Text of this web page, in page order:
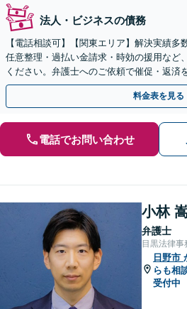
法人・ビジネスの債務
【電話相談可】【関東エリア】解決実績多
任意整理・過払い金請求・時効の援用など
ください。弁護士へのご依頼で催促・返済
日・夜間相談可】【分割払い可】【初回相
料金表を見る
電話でお問い合わせ
小林
弁護士
目黒法律事
日野市
らも相
受付中